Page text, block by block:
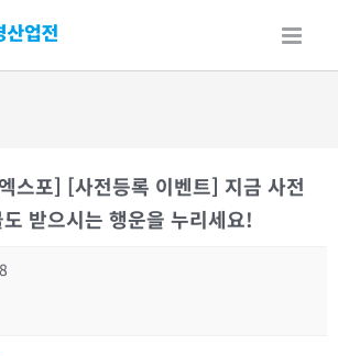
스포] [사전등록 이벤트] 지금 사전
받으시는 행운을 누리세요!